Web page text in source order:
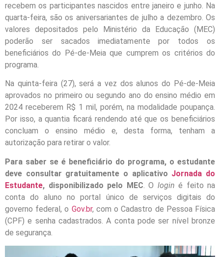
recebem os participantes nascidos entre janeiro e junho. Na
quarta-feira, são os aniversariantes de julho a dezembro. Os
valores depositados pelo Ministério da Educação (MEC)
poderão ser sacados imediatamente por todos os
beneficiários do Pé-de-Meia que cumprem os critérios do
programa.
Na quinta-feira (27), será a vez dos alunos do Pé-de-Meia
aprovados no primeiro ou segundo ano do ensino médio em
2024 receberem R$ 1 mil, porém, na modalidade poupança.
Por isso, a quantia ficará rendendo até que os beneficiários
concluam o ensino médio e, desta forma, tenham a
autorização para retirar o valor.
Para saber se é beneficiário do programa, o estudante
deve consultar gratuitamente o aplicativo Jornada do
Estudante, disponibilizado pelo MEC . O login é feito na
conta do aluno no portal único de serviços digitais do
governo federal, o Gov.br, com o Cadastro de Pessoa Física
(CPF) e senha cadastrados. A conta pode ser nível bronze
de segurança.